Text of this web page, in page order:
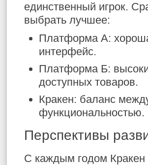
единственный игрок.
выбрать лучшее:
Платформа А:
интерфейс.
Платформа Б:
доступных товаров.
Кракен: баланс
функциональностью.
Перспективы
С каждым годом Кракен